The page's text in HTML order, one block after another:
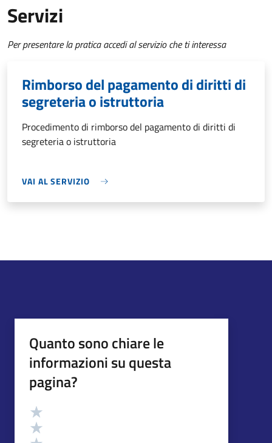
Servizi
Per presentare la pratica accedi al servizio che ti interessa
Rimborso del pagamento di diritti di
segreteria o istruttoria
Procedimento di rimborso del pagamento di diritti di
segreteria o istruttoria
VAI AL SERVIZIO
Quanto sono chiare le
informazioni su questa
pagina?
Valutazione